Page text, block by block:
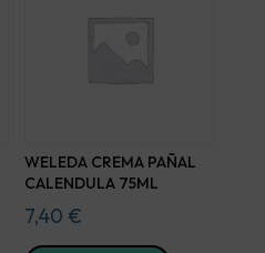
WELEDA CREMA PAÑAL
CALENDULA 75ML
7,40 €